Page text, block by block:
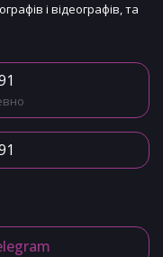
і відеографів, та